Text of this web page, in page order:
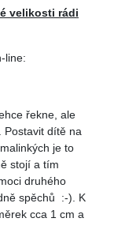
velikosti rádi
line:
řekne, ale
Postavit dítě na
je to
stojí a tím
druhého
spěchů :-). K
cca 1 cm a